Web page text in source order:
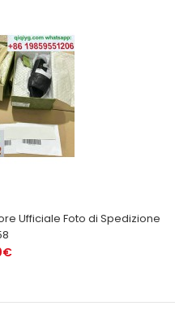
Ufficiale Foto di Spedizione